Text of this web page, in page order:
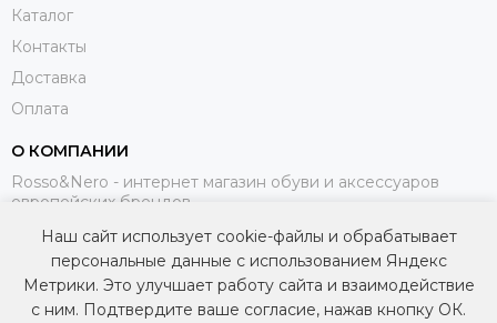
Каталог
Контакты
Доставка
Оплата
О КОМПАНИИ
Rosso&Nero - интернет магазин обуви и аксессуаров
европейских брендов.
МЫ В СОЦИАЛЬНЫХ СЕТЯХ
Наш сайт использует cookie-файлы и обрабатывает
персональные данные с использованием Яндекс
Метрики. Это улучшает работу сайта и взаимодействие
с ним. Подтвердите ваше согласие, нажав кнопку ОК.